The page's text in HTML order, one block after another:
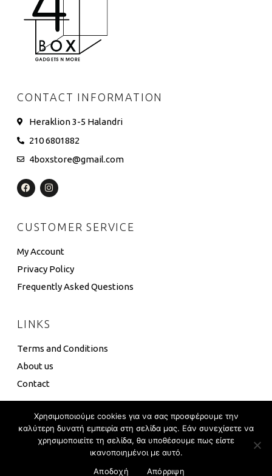
CONTACT INFORMATION
Heraklion 3-5 Halandri
210 6801882
4boxstore@gmail.com
CUSTOMER SERVICE
My Account
Privacy Policy
Frequently Asked Questions
LINKS
Terms and Conditions
About us
Contact
4 Box © Eshop Development Global Touch
Χρησιμοποιούμε cookies για να σας προσφέρουμε την
καλύτερη δυνατή εμπειρία στη σελίδα μας. Εάν συνεχίσετε να
χρησιμοποιείτε τη σελίδα, θα υποθέσουμε πως είστε
ικανοποιημένοι με αυτό.
Αποδοχή
Απόρριψη